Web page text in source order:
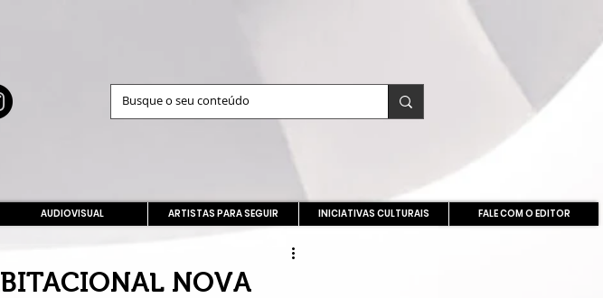
AUDIOVISUAL ARTISTAS PARA SEGUIR INICIATIVAS CULTURAIS FALE COM O EDITOR
NOVA